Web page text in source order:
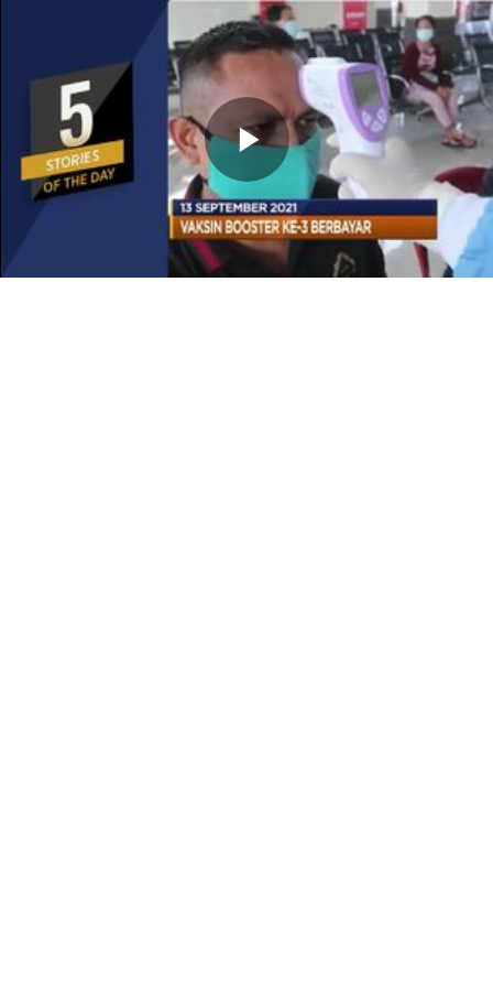
Memutarkan
Video